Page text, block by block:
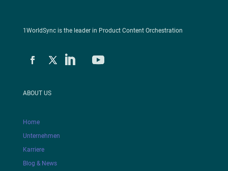
1WorldSync is the leader in Product Content Orchestration
ABOUT US
Home
Unternehmen
Karriere
Blog & News